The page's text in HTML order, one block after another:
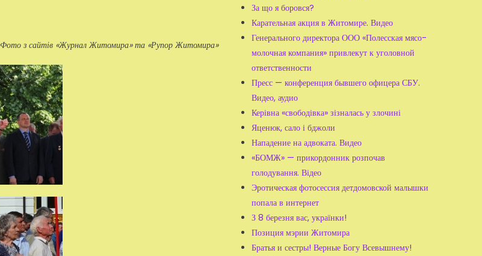
Фото з сайтів «Журнал Житомира» та «Рупор Житомира»
За що я боровся?
Карательная акция в Житомире. Видео
Генерального директора ООО «Полесская мясо-
молочная компания» привлекут к уголовной
ответственности
Пресс — конференция бывшего офицера СБУ.
Видео, аудио
Керівна «свободівка» зізналась у злочині
Яценюк, сало і бджоли
Нападение на адвоката. Видео
«БОМЖ» — прикордонник розпочав
голодування. Відео
Эротическая фотосессия детдомовской малышки
попала в интернет
З 8 березня вас, українки!
Позиция мэрии Житомира
Братья и сестры! Верные Богу Всевышнему!